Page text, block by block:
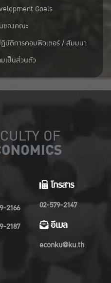
Goals
ของคณะ
บัติการคอมพิวเตอร์ / สัมมนา
เป็นส่วนตัว
2166
2187
โทรสาร
02-579-2147
อีเมล
econku@ku.th